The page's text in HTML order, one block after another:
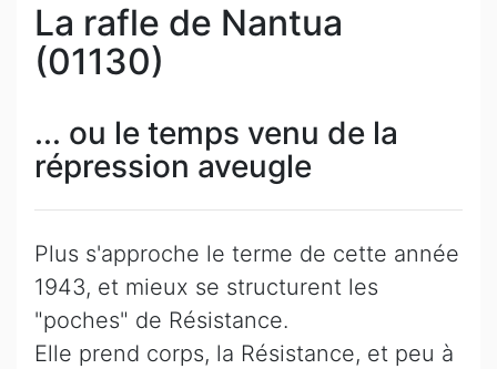
La rafle de Nantua
(01130)
... ou le temps venu de la
répression aveugle
Plus s'approche le terme de cette année
1943, et mieux se structurent les
"poches" de Résistance.
Elle prend corps, la Résistance, et peu à